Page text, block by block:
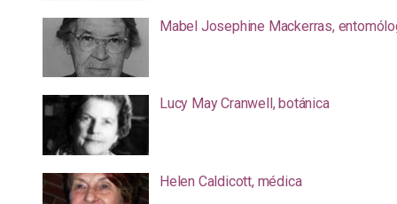
Mabel Josephine Mackerras,
Lucy May Cranwell, botánica
Helen Caldicott, médica